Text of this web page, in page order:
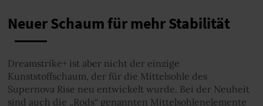
Neuer Schaum für mehr Stabilität
Dreamstrike+ ist aber nicht der einzige
Kunststoffschaum, der für die Mittelsohle des
Supernova Rise neu entwickelt wurde. Bei der Neuheit
sind auch die „Rods“ genannten Mittelsohlenelemente